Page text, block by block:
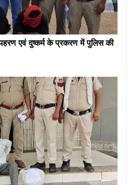
एवं दुष्कर्म के प्रकरण में पुलिस की